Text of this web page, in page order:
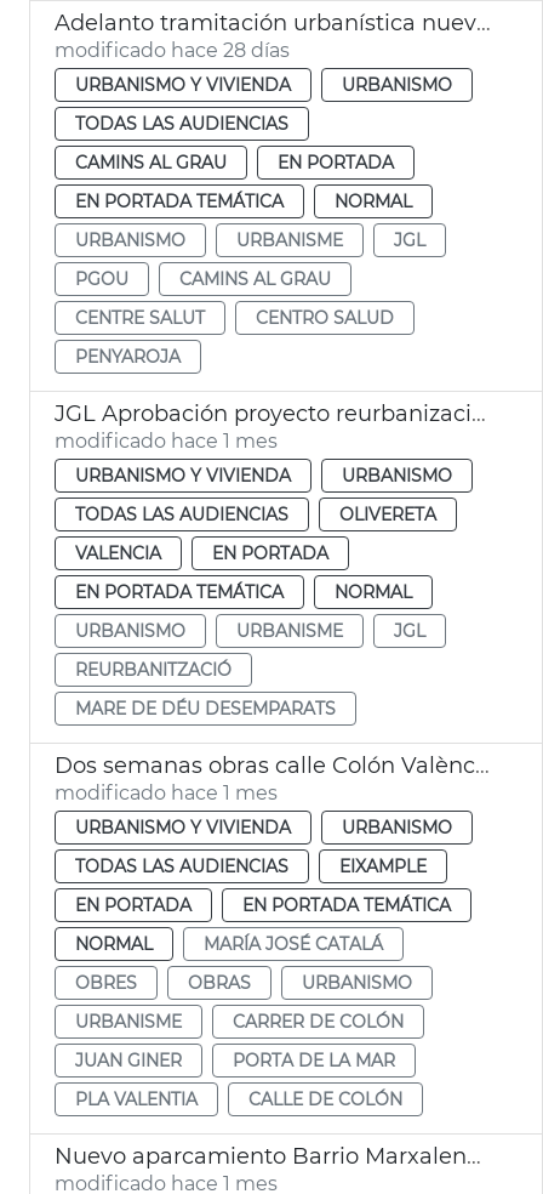
Adelanto tramitación urbanística nuevo centre salud Peñaroja
modificado hace 28 días
URBANISMO Y VIVIENDA
URBANISMO
TODAS LAS AUDIENCIAS
CAMINS AL GRAU
EN PORTADA
EN PORTADA TEMÁTICA
NORMAL
URBANISMO
URBANISME
JGL
PGOU
CAMINS AL GRAU
CENTRE SALUT
CENTRO SALUD
PENYAROJA
JGL Aprobación proyecto reurbanización barrio Mare de Déu Desemparats
modificado hace 1 mes
URBANISMO Y VIVIENDA
URBANISMO
TODAS LAS AUDIENCIAS
OLIVERETA
VALENCIA
EN PORTADA
EN PORTADA TEMÁTICA
NORMAL
URBANISMO
URBANISME
JGL
REURBANITZACIÓ
MARE DE DÉU DESEMPARATS
Dos semanas obras calle Colón València
modificado hace 1 mes
URBANISMO Y VIVIENDA
URBANISMO
TODAS LAS AUDIENCIAS
EIXAMPLE
EN PORTADA
EN PORTADA TEMÁTICA
NORMAL
MARÍA JOSÉ CATALÁ
OBRES
OBRAS
URBANISMO
URBANISME
CARRER DE COLÓN
JUAN GINER
PORTA DE LA MAR
PLA VALENTIA
CALLE DE COLÓN
Nuevo aparcamiento Barrio Marxalenes València
modificado hace 1 mes